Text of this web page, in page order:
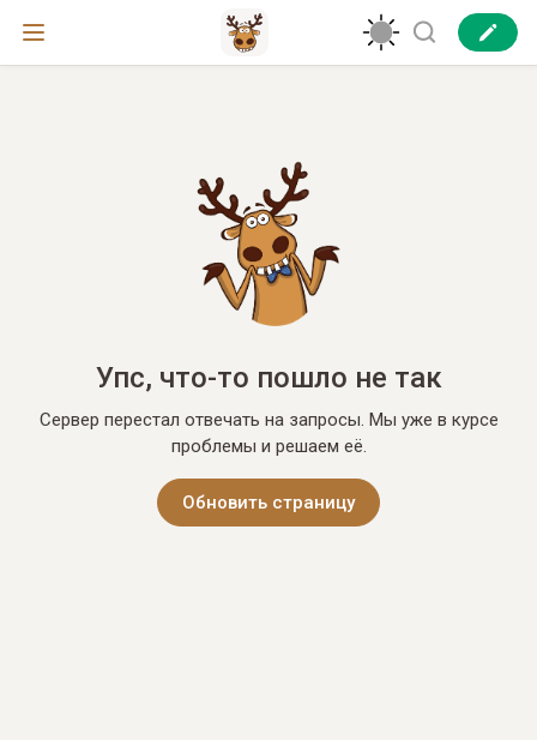
Упс, что-то пошло не так
Сервер перестал отвечать на запросы. Мы уже в курсе
проблемы и решаем её.
Обновить страницу